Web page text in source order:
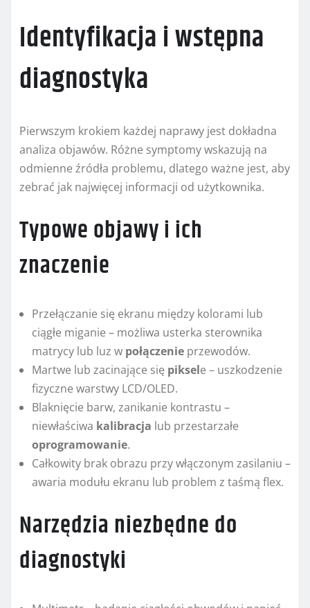
Identyfikacja i wstępna
diagnostyka
Pierwszym krokiem każdej naprawy jest dokładna
analiza objawów. Różne symptomy wskazują na
odmienne źródła problemu, dlatego ważne jest, aby
zebrać jak najwięcej informacji od użytkownika.
Typowe objawy i ich
znaczenie
Przełączanie się ekranu między kolorami lub
ciągłe miganie – możliwa usterka sterownika
matrycy lub luz w połączenie przewodów.
Martwe lub zacinające się piksele – uszkodzenie
fizyczne warstwy LCD/OLED.
Blaknięcie barw, zanikanie kontrastu –
niewłaściwa kalibracja lub przestarzałe
oprogramowanie.
Całkowity brak obrazu przy włączonym zasilaniu –
awaria modułu ekranu lub problem z taśmą flex.
Narzędzia niezbędne do
diagnostyki